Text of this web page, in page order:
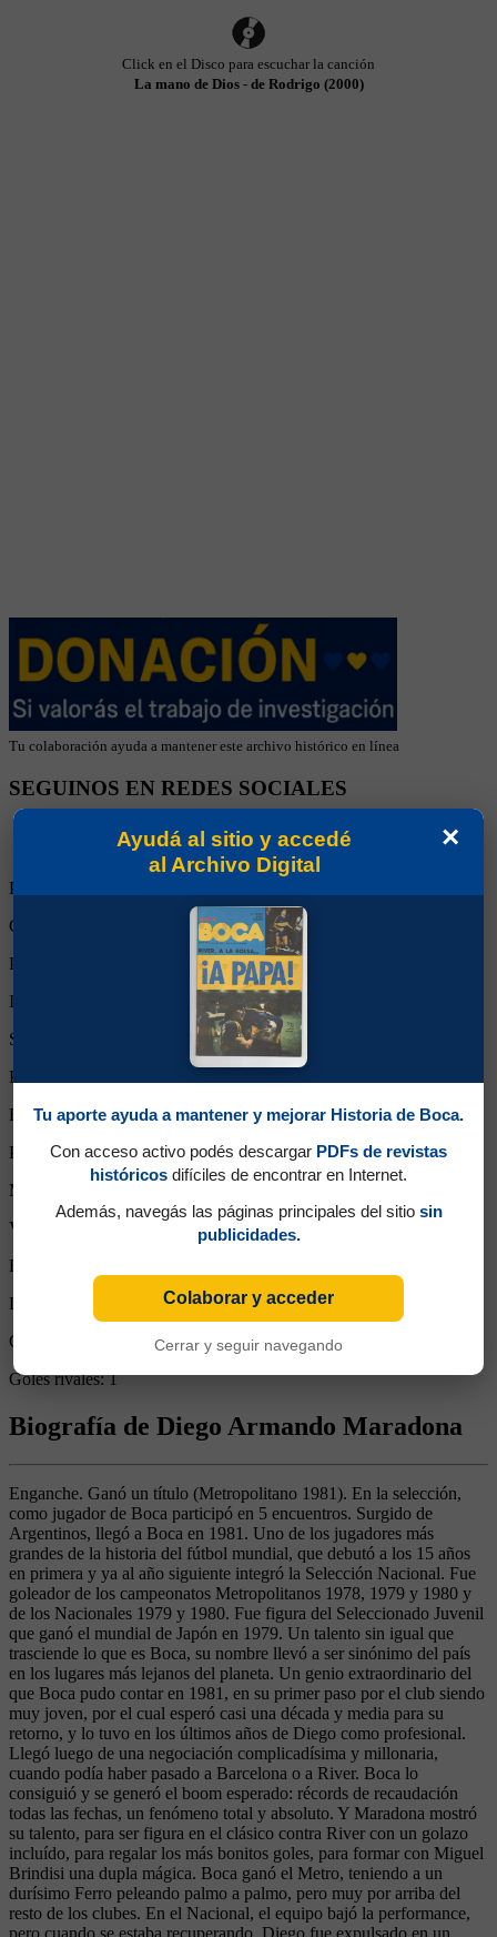
Click en el Disco para escuchar la canción
La mano de Dios - de Rodrigo (2000)
Tu colaboración ayuda a mantener este archivo histórico en línea
SEGUINOS EN REDES SOCIALES
Partidos Jugados:
Goles Convertidos:
0 (0.00)
Partidos de titular:
Ingresos desde el banco:
Suplente:
Partidos completos:
Expulsiones:0
Partidos reemplazado:0
Minutos Disputados:
Victorias:
Empates:
Derrotas:
Goles de Boca:
Goles rivales:1
Biografía de Diego Armando Maradona
Enganche. Ganó un título (Metropolitano 1981). En la selección,
como jugador de Boca participó en 5 encuentros. Surgido de
Argentinos, llegó a Boca en 1981. Uno de los jugadores más
grandes de la historia del fútbol mundial, que debutó a los 15 años
en primera y ya al año siguiente integró la Selección Nacional. Fue
goleador de los campeonatos Metropolitanos 1978, 1979 y 1980 y
de los Nacionales 1979 y 1980. Fue figura del Seleccionado Juvenil
que ganó el mundial de Japón en 1979. Un talento sin igual que
trasciende lo que es Boca, su nombre llevó a ser sinónimo del país
en los lugares más lejanos del planeta. Un genio extraordinario del
que Boca pudo contar en 1981, en su primer paso por el club siendo
muy joven, por el cual esperó casi una década y media para su
retorno, y lo tuvo en los últimos años de Diego como profesional.
Llegó luego de una negociación complicadísima y millonaria,
cuando podía haber pasado a Barcelona o a River. Boca lo
consiguió y se generó el boom esperado: récords de recaudación
todas las fechas, un fenómeno total y absoluto. Y Maradona mostró
su talento, para ser figura en el clásico contra River con un golazo
incluído, para regalar los más bonitos goles, para formar con Miguel
Brindisi una dupla mágica. Boca ganó el Metro, teniendo a un
durísimo Ferro peleando palmo a palmo, pero muy por arriba del
resto de los clubes. En el Nacional, el equipo bajó la performance,
×
Ayudá al sitio y accedé
al Archivo Digital
Tu aporte ayuda a mantener y mejorar Historia de Boca.
Con acceso activo podés descargar PDFs de revistas
históricos difíciles de encontrar en Internet.
Además, navegás las páginas principales del sitio sin
publicidades.
Colaborar y acceder
Cerrar y seguir navegando